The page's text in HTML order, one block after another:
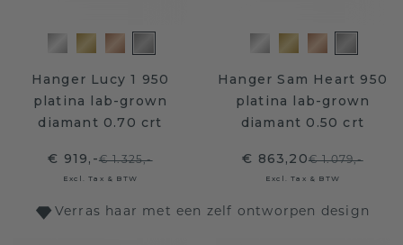
Hanger Lucy 1 950
platina lab-grown
diamant 0.70 crt
€ 919,-€ 1.325,-
Excl. Tax & BTW
Hanger Sam Heart 950
platina lab-grown
diamant 0.50 crt
€ 863,20€ 1.079,-
Excl. Tax & BTW
Verras haar met een zelf ontworpen design